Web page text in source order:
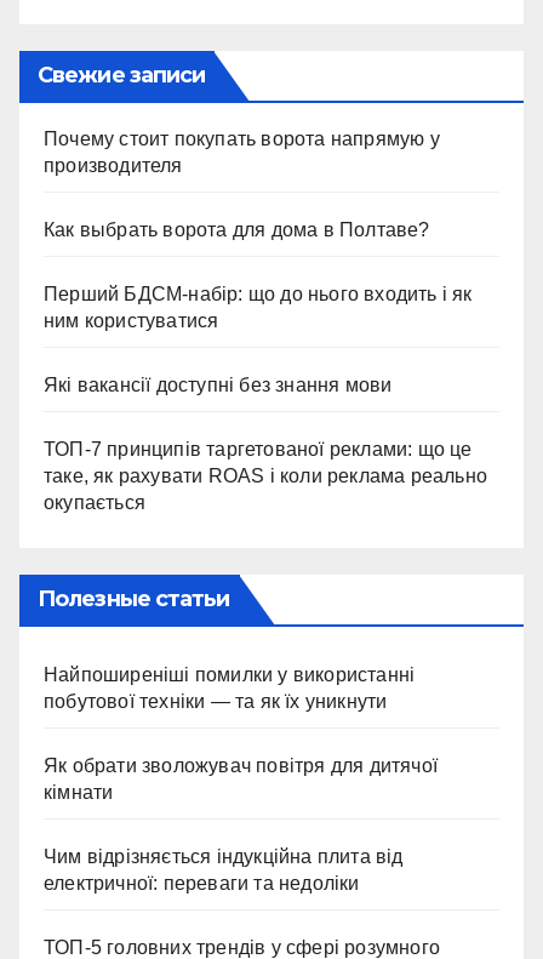
Свежие записи
Почему стоит покупать ворота напрямую у
производителя
Как выбрать ворота для дома в Полтаве?
Перший БДСМ-набір: що до нього входить і як
ним користуватися
Які вакансії доступні без знання мови
ТОП-7 принципів таргетованої реклами: що це
таке, як рахувати ROAS і коли реклама реально
окупається
Полезные статьи
Найпоширеніші помилки у використанні
побутової техніки — та як їх уникнути
Як обрати зволожувач повітря для дитячої
кімнати
Чим відрізняється індукційна плита від
електричної: переваги та недоліки
ТОП-5 головних трендів у сфері розумного